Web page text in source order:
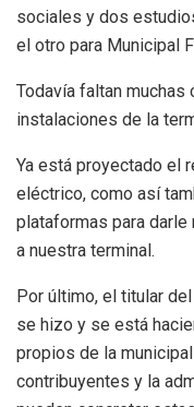
sociales y dos
el otro para Municipal
Todavía faltan muchas
instalaciones de la
Ya está proyectado el
eléctrico, como así
plataformas para
a nuestra terminal.
Por último, el titular
se hizo y se está
propios de la
contribuyentes y la